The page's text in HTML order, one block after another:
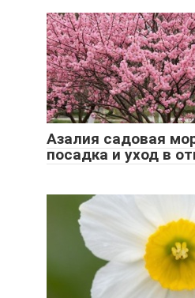
Азалия садовая
посадка и уход в